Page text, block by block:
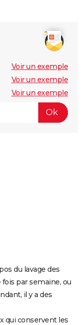
Voir un exemple
Voir un exemple
Voir un exemple
du lavage des
fois par semaine, ou
il y a des
qui conservent les